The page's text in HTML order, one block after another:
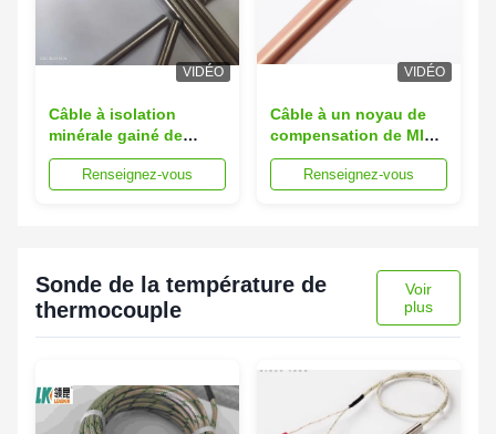
VIDÉO
Câble à isolation
minérale gainé de
cuivre LEADKIN 6mm
pour thermocouples
Renseignez-vous
VIDÉO
Câble à un noyau de
compensation de MI
MICC d'isolation de
câblage cuivre utilisé
Renseignez-vous
Sonde de la température de
thermocouple
Voir
plus